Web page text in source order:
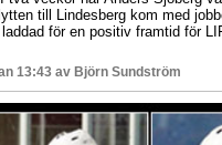
till Lindesberg kom med
för en positiv framtid för
13:43 av Björn Sundström